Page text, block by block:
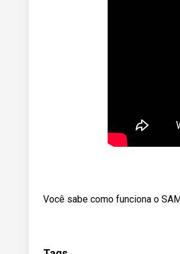
Você sabe como funciona o